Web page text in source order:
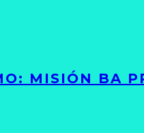
MISIÓN BA